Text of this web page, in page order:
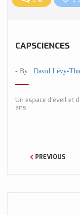
CAPSCIENCES
- By : David Lévy-
Un espace d’éveil et
ans
PREVIOUS